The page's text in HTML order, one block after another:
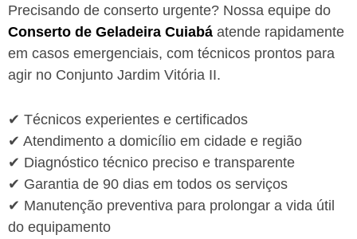
Precisando de conserto urgente? Nossa equipe do
Conserto de Geladeira Cuiabá atende rapidamente
em casos emergenciais, com técnicos prontos para
agir no Conjunto Jardim Vitória II.
✔ Técnicos experientes e certificados
✔ Atendimento a domicílio em cidade e região
✔ Diagnóstico técnico preciso e transparente
✔ Garantia de 90 dias em todos os serviços
✔ Manutenção preventiva para prolongar a vida útil
do equipamento